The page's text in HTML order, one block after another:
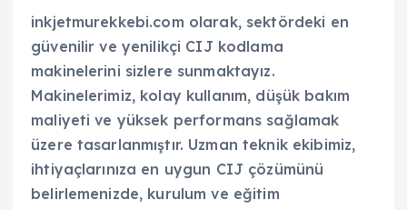
inkjetmurekkebi.com olarak, sektördeki en
güvenilir ve yenilikçi CIJ kodlama
makinelerini sizlere sunmaktayız.
Makinelerimiz, kolay kullanım, düşük bakım
maliyeti ve yüksek performans sağlamak
üzere tasarlanmıştır. Uzman teknik ekibimiz,
ihtiyaçlarınıza en uygun CIJ çözümünü
belirlemenizde, kurulum ve eğitim